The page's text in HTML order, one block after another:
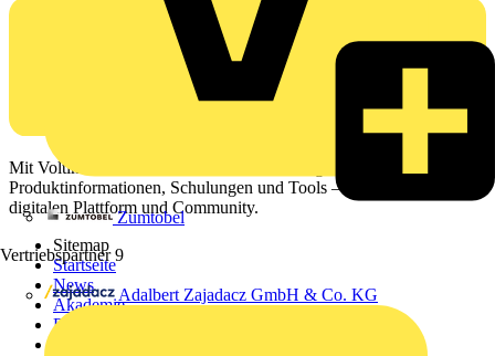
Zumtobel
Vertriebspartner 9
Adalbert Zajadacz GmbH & Co. KG
Mit Voltimum erhalten Elektrofachkräfte Zugang zu Branchennews,
Produktinformationen, Schulungen und Tools – alles auf einer
digitalen Plattform und Community.
Sitemap
Startseite
News
Akademie
Produktsuche